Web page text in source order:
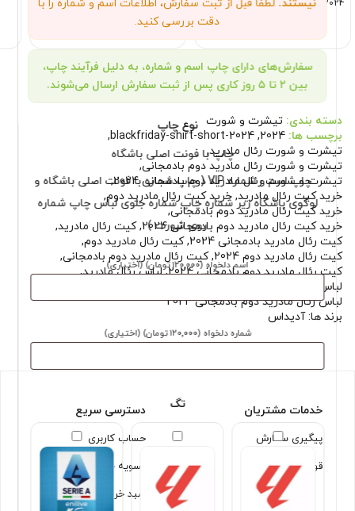
نیستند. لطفاً قبل از ثبت سفارش، اطلاعات اسم و شماره را با
دقت بررسی کنید.
سفارش‌های دارای چاپ اسم و شماره، به دلیل فرآیند چاپ،
بین ۲ تا ۵ روز کاری پس از ثبت سفارش ارسال می‌شوند.
نوع چاپ
چاپ با فونت اصلی باشگاه
چاپ اسم و شماره VIP ( چاپ شماره با فونت اصلی باشگاه و
لوگوی باشگاه زیر شماره چاپ شماره جلوی لباس چاپ شماره
روی شورت )
اسم دلخواه (۱۲۰٬۰۰۰ تومان) (اختیاری)
شماره دلخواه (۱۲۰٬۰۰۰ تومان) (اختیاری)
تگ
2024
2023
دسته بندی: تیشرت و شورت
برچسب ها: 2024
,
blackfriday-shirt-short-2024
,
تیشرت و شورت رئال مادرید,
تیشرت و شورت رئال مادرید دوم بادمجانی,
تیشرت و شورت رئال مادرید دوم بادمجانی 2024
,
خرید کیت رئال مادرید, خرید کیت رئال مادرید دوم,
خرید کیت رئال مادرید دوم بادمجانی,
خرید کیت رئال مادرید دوم بادمجانی 2024
,کیت رئال مادرید,
کیت رئال مادرید بادمجانی 2024
,کیت رئال مادرید دوم,
کیت رئال مادرید دوم 2024
,کیت رئال مادرید دوم بادمجانی,
کیت رئال مادرید دوم بادمجانی 2024
,لباس رئال مادرید,
لباس رئال مادرید دوم
لباس رئال مادرید دوم بادمجانی 2024
برند ها:آدیداس
خدمات مشتریان
پیگیری سفارش
قوانین و شرایط
دسترسی سریع
حساب کاربری
تسویه حساب
سبد خرید